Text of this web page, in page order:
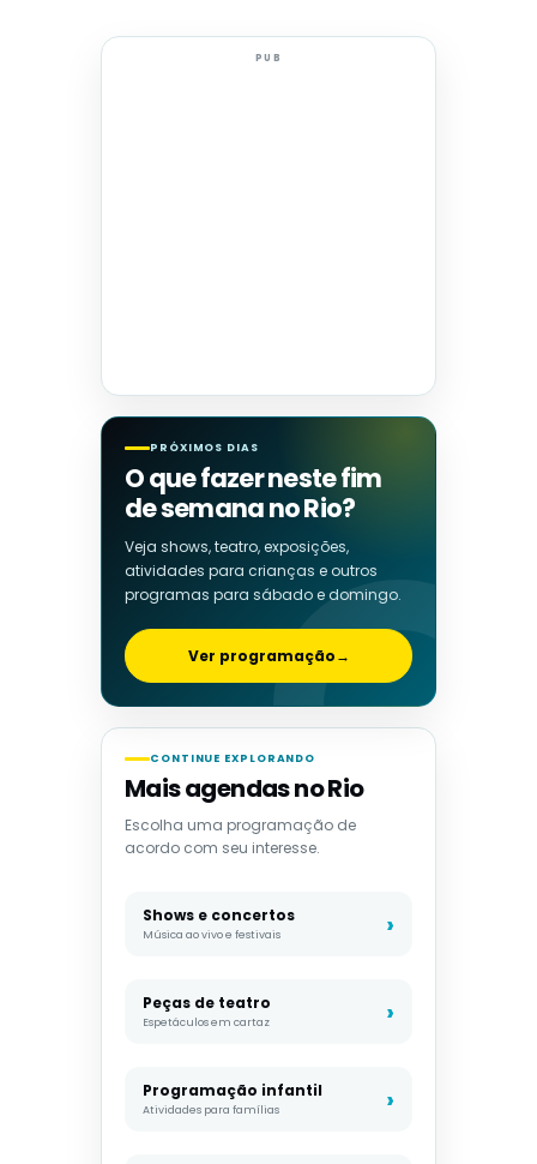
PUB
PRÓXIMOS DIAS
O que fazer neste fim
de semana no Rio?
Veja shows, teatro, exposições,
atividades para crianças e outros
programas para sábado e domingo.
Ver programação→
CONTINUE EXPLORANDO
Mais agendas no Rio
Escolha uma programação de
acordo com seu interesse.
Shows e concertos
Música ao vivo e festivais
Peças de teatro
Espetáculos em cartaz
Programação infantil
Atividades para famílias